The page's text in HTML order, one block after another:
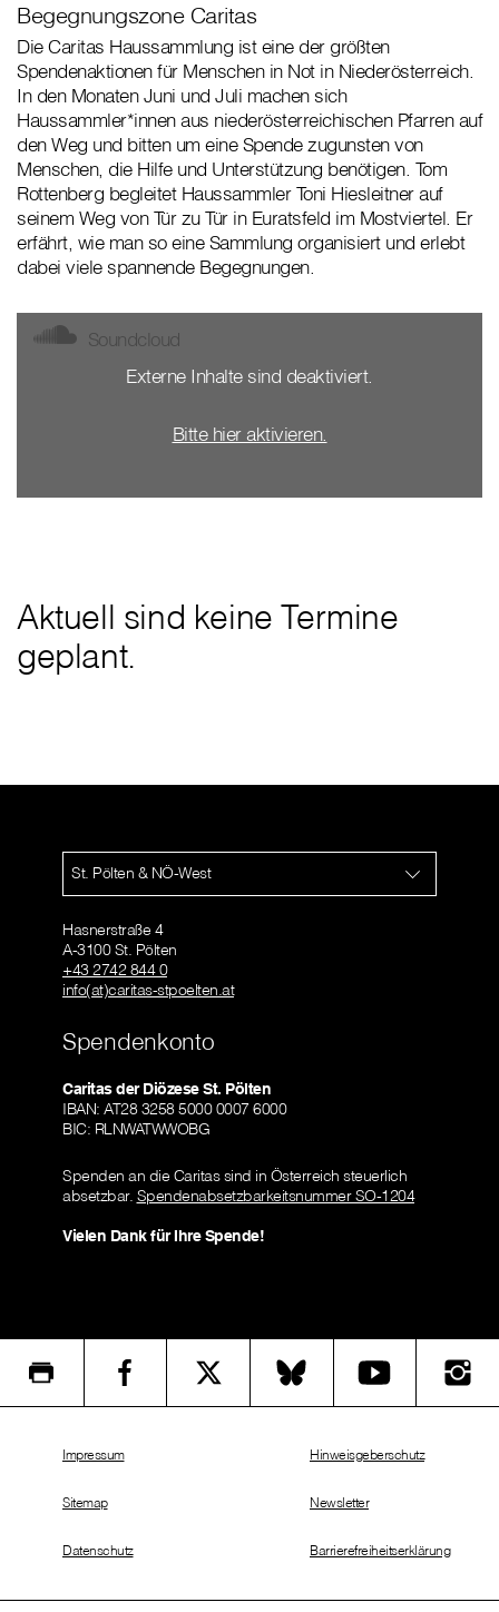
Begegnungszone Caritas
Die Caritas Haussammlung ist eine der größten
Spendenaktionen für Menschen in Not in Niederösterreich.
In den Monaten Juni und Juli machen sich
Haussammler*innen aus niederösterreichischen Pfarren auf
den Weg und bitten um eine Spende zugunsten von
Menschen, die Hilfe und Unterstützung benötigen. Tom
Rottenberg begleitet Haussammler Toni Hiesleitner auf
seinem Weg von Tür zu Tür in Euratsfeld im Mostviertel. Er
erfährt, wie man so eine Sammlung organisiert und erlebt
dabei viele spannende Begegnungen.
Soundcloud
Externe Inhalte sind deaktiviert.
Bitte hier aktivieren.
Aktuell sind keine Termine
geplant.
St. Pölten & NÖ-West
Hasnerstraße 4
A-3100 St. Pölten
+43 2742 844 0
info(at)caritas-stpoelten.at
Spendenkonto
Caritas der Diözese St. Pölten
IBAN: AT28 3258 5000 0007 6000
BIC: RLNWATWWOBG
Spenden an die Caritas sind in Österreich steuerlich
absetzbar. Spendenabsetzbarkeitsnummer SO-1204
Vielen Dank für Ihre Spende!
Impressum
Sitemap
Datenschutz
Hinweisgeberschutz
Newsletter
Barrierefreiheitserklärung